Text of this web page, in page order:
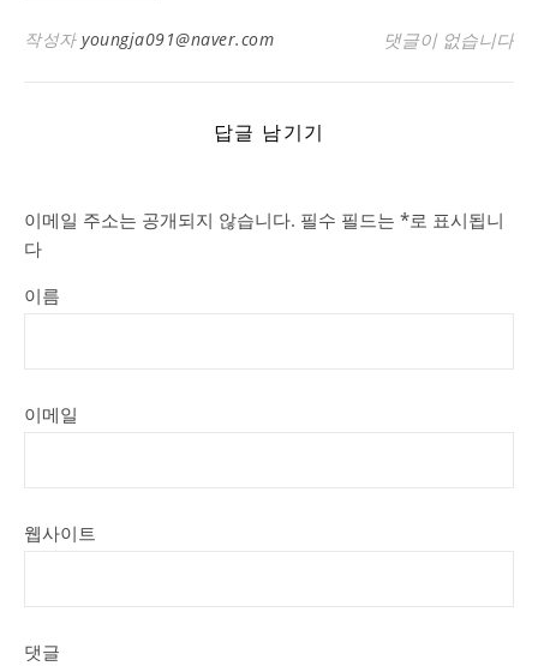
작성자 youngja091@naver.com 댓글이 없습니다
답글 남기기
이메일 주소는 공개되지 않습니다. 필수 필드는 *로 표시됩니
다
이름
이메일
웹사이트
댓글